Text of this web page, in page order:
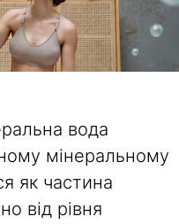
вода
мінеральному
як частина
від рівня